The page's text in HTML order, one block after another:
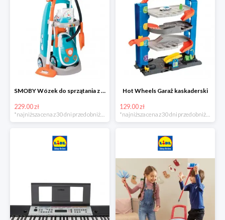
SMOBY Wózek do sprzątania z odkurzaczem
229.00 zł
Hot Wheels Garaż kaskaderski
129.00 zł